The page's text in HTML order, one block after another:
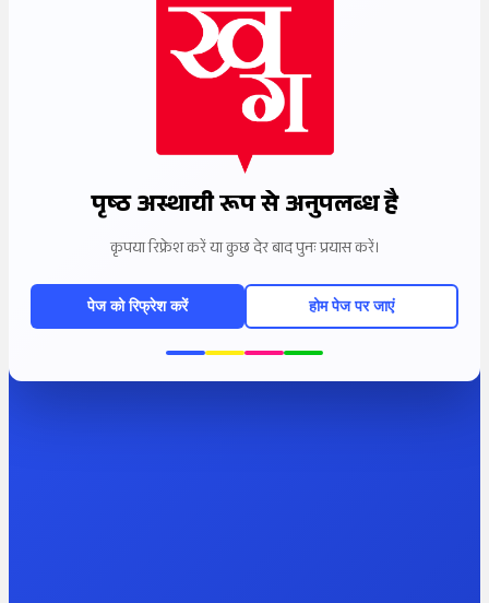
पृष्ठ अस्थायी रूप से अनुपलब्ध है
कृपया रिफ्रेश करें या कुछ देर बाद पुनः प्रयास करें।
पेज को रिफ्रेश करें होम पेज पर जाएं